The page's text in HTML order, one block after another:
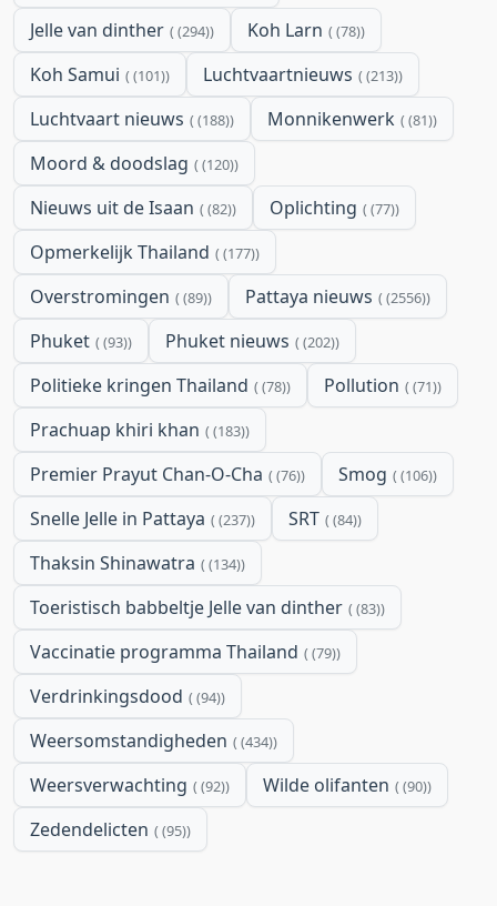
Jelle van dinther (294) Koh Larn (78)
Koh Samui (101) Luchtvaartnieuws (213)
Luchtvaart nieuws (188) Monnikenwerk (81)
Moord & doodslag (120)
Nieuws uit de Isaan (82) Oplichting (77)
Opmerkelijk Thailand (177)
Overstromingen (89) Pattaya nieuws (2556)
Phuket (93) Phuket nieuws (202)
Politieke kringen Thailand (78) Pollution (71)
Prachuap khiri khan (183)
Premier Prayut Chan-O-Cha (76) Smog (106)
Snelle Jelle in Pattaya (237) SRT (84)
Thaksin Shinawatra (134)
Toeristisch babbeltje Jelle van dinther (83)
Vaccinatie programma Thailand (79)
Verdrinkingsdood (94)
Weersomstandigheden (434)
Weersverwachting (92) Wilde olifanten (90)
Zedendelicten (95)